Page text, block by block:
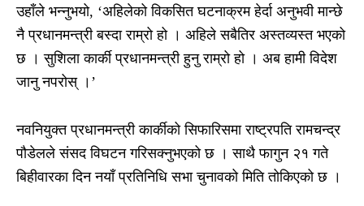
उहाँले भन्नुभयो, ‘अहिलेको विकसित घटनाक्रम हेर्दा अनुभवी मान्छे
नै प्रधानमन्त्री बस्दा राम्रो हो । अहिले सबैतिर अस्तव्यस्त भएको
छ । सुशिला कार्की प्रधानमन्त्री हुनु राम्रो हो । अब हामी विदेश
जानु नपरोस् ।’
नवनियुक्त प्रधानमन्त्री कार्कीको सिफारिसमा राष्ट्रपति रामचन्द्र
पौडेलले संसद विघटन गरिसक्नुभएको छ । साथै फागुन २१ गते
बिहीवारका दिन नयाँ प्रतिनिधि सभा चुनावको मिति तोकिएको छ ।